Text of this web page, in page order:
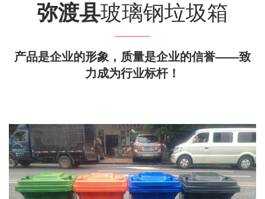
弥渡县玻璃钢垃圾箱
产品是企业的形象，质量是企业的信誉——致
力成为行业标杆！